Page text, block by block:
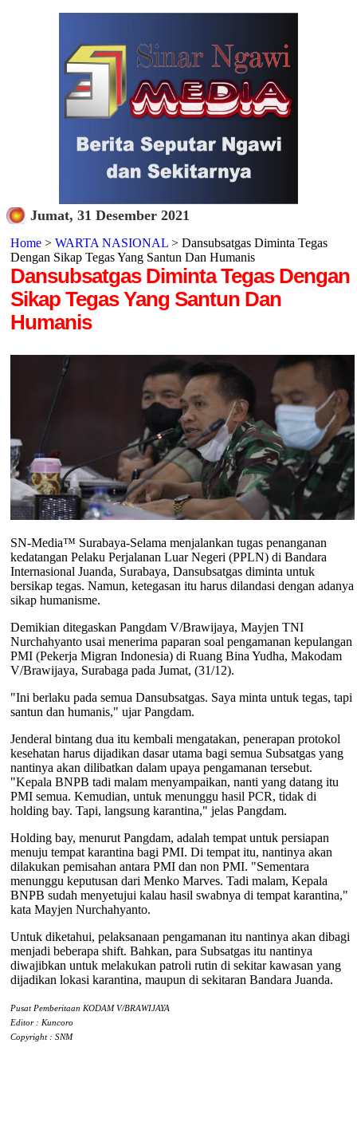
Jumat, 31 Desember 2021
Home> WARTA NASIONAL> Dansubsatgas Diminta Tegas
Dengan Sikap Tegas Yang Santun Dan Humanis
Dansubsatgas Diminta Tegas Dengan
Sikap Tegas Yang Santun Dan
Humanis
SN-Media™ Surabaya-Selama menjalankan tugas penanganan
kedatangan Pelaku Perjalanan Luar Negeri (PPLN) di Bandara
Internasional Juanda, Surabaya, Dansubsatgas diminta untuk
bersikap tegas. Namun, ketegasan itu harus dilandasi dengan adanya
sikap humanisme.
Demikian ditegaskan Pangdam V/Brawijaya, Mayjen TNI
Nurchahyanto usai menerima paparan soal pengamanan kepulangan
PMI (Pekerja Migran Indonesia) di Ruang Bina Yudha, Makodam
V/Brawijaya, Surabaga pada Jumat, (31/12).
"Ini berlaku pada semua Dansubsatgas. Saya minta untuk tegas, tapi
santun dan humanis," ujar Pangdam.
Jenderal bintang dua itu kembali mengatakan, penerapan protokol
kesehatan harus dijadikan dasar utama bagi semua Subsatgas yang
nantinya akan dilibatkan dalam upaya pengamanan tersebut.
"Kepala BNPB tadi malam menyampaikan, nanti yang datang itu
PMI semua. Kemudian, untuk menunggu hasil PCR, tidak di
holding bay. Tapi, langsung karantina," jelas Pangdam.
Holding bay, menurut Pangdam, adalah tempat untuk persiapan
menuju tempat karantina bagi PMI. Di tempat itu, nantinya akan
dilakukan pemisahan antara PMI dan non PMI. "Sementara
menunggu keputusan dari Menko Marves. Tadi malam, Kepala
BNPB sudah menyetujui kalau hasil swabnya di tempat karantina,"
kata Mayjen Nurchahyanto.
Untuk diketahui, pelaksanaan pengamanan itu nantinya akan dibagi
menjadi beberapa shift. Bahkan, para Subsatgas itu nantinya
diwajibkan untuk melakukan patroli rutin di sekitar kawasan yang
dijadikan lokasi karantina, maupun di sekitaran Bandara Juanda.
Pusat Pemberitaan KODAM V/BRAWIJAYA
Editor : Kuncoro
Copyright : SNM